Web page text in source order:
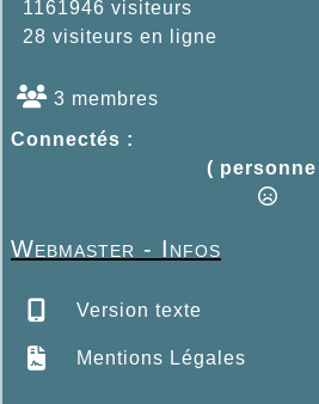
1161946 visiteurs
28 visiteurs en ligne
3 membres
Connectés :
( personne
Webmaster - Infos
Version texte
Mentions Légales